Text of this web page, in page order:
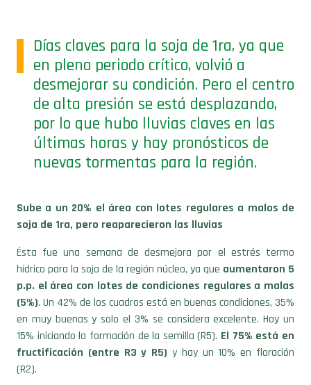
Días claves para la soja de 1ra, ya que
en pleno periodo crítico, volvió a
desmejorar su condición. Pero el centro
de alta presión se está desplazando,
por lo que hubo lluvias claves en las
últimas horas y hay pronósticos de
nuevas tormentas para la región.
Sube a un 20% el área con lotes regulares a malos de
soja de 1ra, pero reaparecieron las lluvias
Ésta fue una semana de desmejora por el estrés termo
hídrico para la soja de la región núcleo, ya que aumentaron 5
p.p. el área con lotes de condiciones regulares a malas
(5%). Un 42% de los cuadros está en buenas condiciones, 35%
en muy buenas y solo el 3% se considera excelente. Hay un
15% iniciando la formación de la semilla (R5). El 75% está en
fructificación (entre R3 y R5) y hay un 10% en floración
(R2).